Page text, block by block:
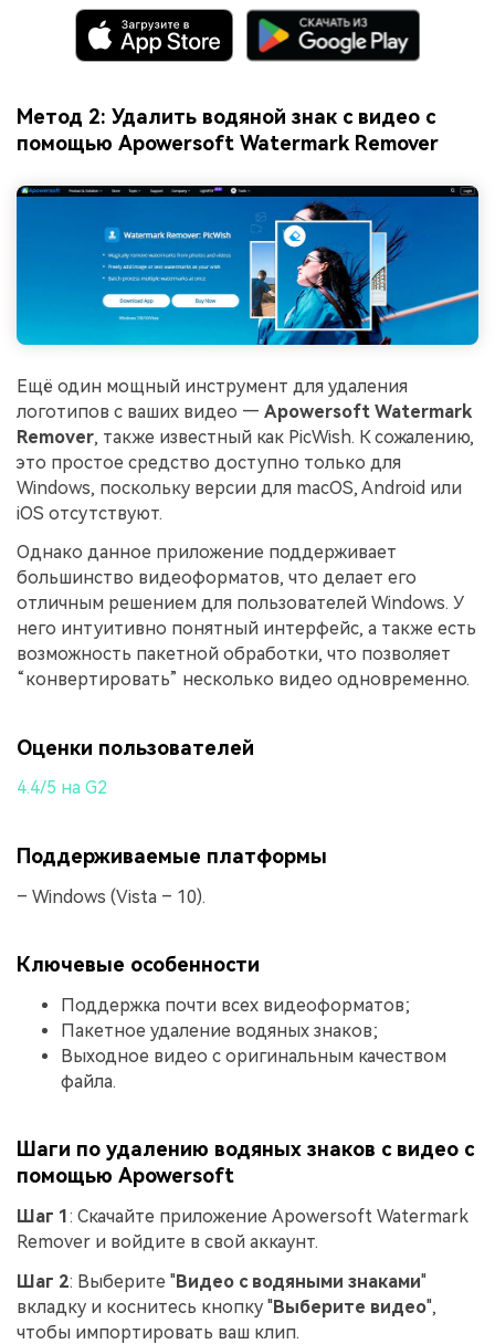
Метод 2: Удалить водяной знак с видео с
помощью Apowersoft Watermark Remover
Ещё один мощный инструмент для удаления
логотипов с ваших видео — Apowersoft Watermark
Remover, также известный как PicWish. К сожалению,
это простое средство доступно только для
Windows, поскольку версии для macOS, Android или
iOS отсутствуют.
Однако данное приложение поддерживает
большинство видеоформатов, что делает его
отличным решением для пользователей Windows. У
него интуитивно понятный интерфейс, а также есть
возможность пакетной обработки, что позволяет
“конвертировать” несколько видео одновременно.
Оценки пользователей
4.4/5 на G2
Поддерживаемые платформы
– Windows (Vista – 10).
Ключевые особенности
Поддержка почти всех видеоформатов;
Пакетное удаление водяных знаков;
Выходное видео с оригинальным качеством
файла.
Шаги по удалению водяных знаков с видео с
помощью Apowersoft
Шаг 1: Скачайте приложение Apowersoft Watermark
Remover и войдите в свой аккаунт.
Шаг 2: Выберите "Видео с водяными знаками"
вкладку и коснитесь кнопку "Выберите видео",
чтобы импортировать ваш клип.